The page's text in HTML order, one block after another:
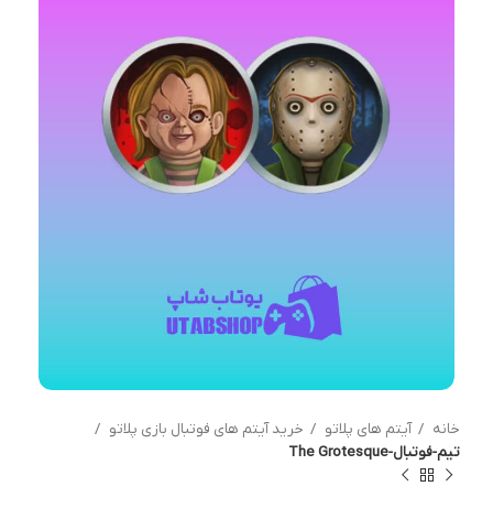
خانه آیتم های پلاتو
خرید آیتم های فوتبال بازی پلاتو
تیم-فوتبال-The Grotesque